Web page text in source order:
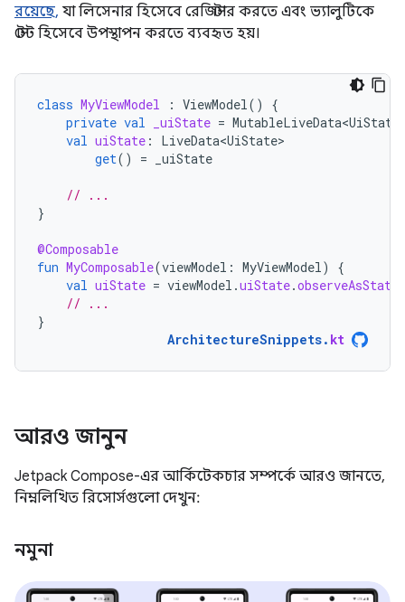
রয়েছে, যা লিসেনার হিসেবে রেজিস্টার করতে এবং ভ্যালুটিকে
স্টেট হিসেবে উপস্থাপন করতে ব্যবহৃত হয়।
class MyViewModel : ViewModel ()
{
private val _uiState =
val uiState :
LiveData<UiState>
get() = _uiState
// ...
}
@Composable
fun MyComposable(viewModel : MyViewModel )
{
val uiState = viewModel .uiState.observeAsState
// ...
}
ArchitectureSnippets. kt
আরও জানুন
Jetpack Compose-এর আর্কিটেকচার সম্পর্কে আরও জানতে,
নিম্নলিখিত রিসোর্সগুলো দেখুন:
নমুনা